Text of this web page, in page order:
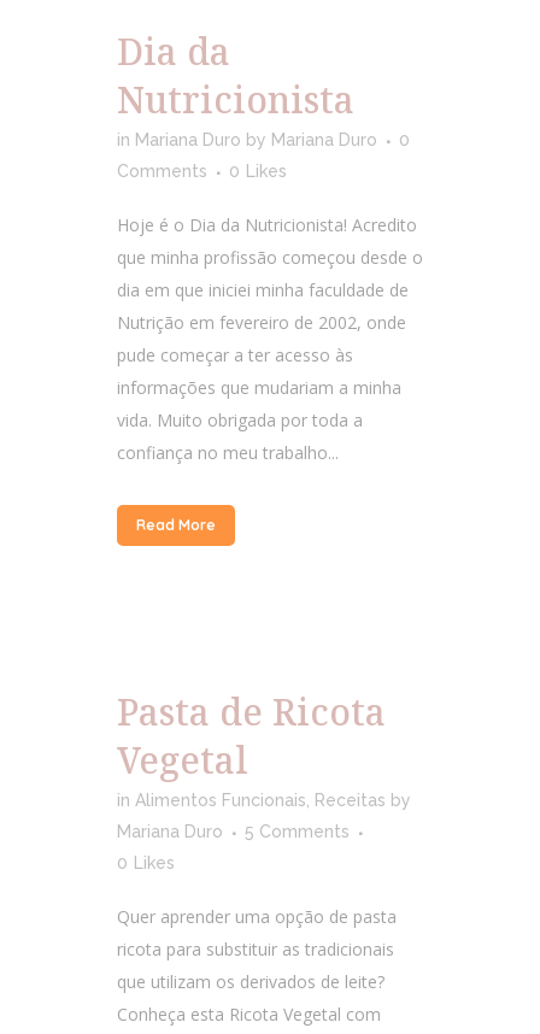
Dia da
Nutricionista
in Mariana Duro by Mariana Duro
0
Comments
0 Likes
Hoje é o Dia da Nutricionista! Acredito
que minha profissão começou desde o
dia em que iniciei minha faculdade de
Nutrição em fevereiro de 2002, onde
pude começar a ter acesso às
informações que mudariam a minha
vida. Muito obrigada por toda a
confiança no meu trabalho...
Read More
Pasta de Ricota
Vegetal
in Alimentos Funcionais Receitas by
Mariana Duro
5 Comments
0
Likes
Quer aprender uma opção de pasta
ricota para substituir as tradicionais
que utilizam os derivados de leite?
Conheça esta Ricota Vegetal com